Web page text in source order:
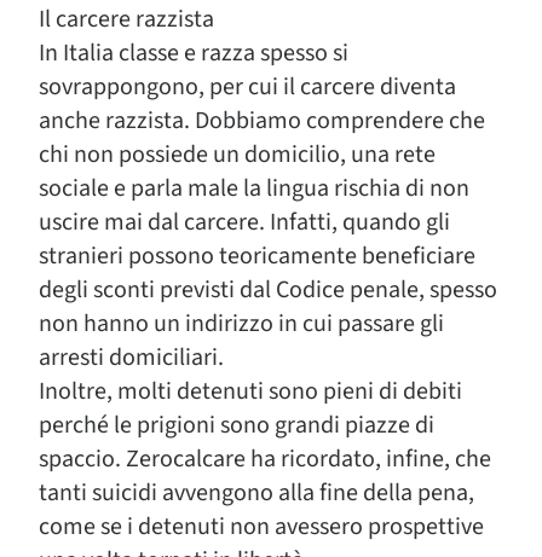
Il carcere razzista
In Italia classe e razza spesso si
sovrappongono, per cui il carcere diventa
anche razzista. Dobbiamo comprendere che
chi non possiede un domicilio, una rete
sociale e parla male la lingua rischia di non
uscire mai dal carcere. Infatti, quando gli
stranieri possono teoricamente beneficiare
degli sconti previsti dal Codice penale, spesso
non hanno un indirizzo in cui passare gli
arresti domiciliari.
Inoltre, molti detenuti sono pieni di debiti
perché le prigioni sono grandi piazze di
spaccio. Zerocalcare ha ricordato, infine, che
tanti suicidi avvengono alla fine della pena,
come se i detenuti non avessero prospettive